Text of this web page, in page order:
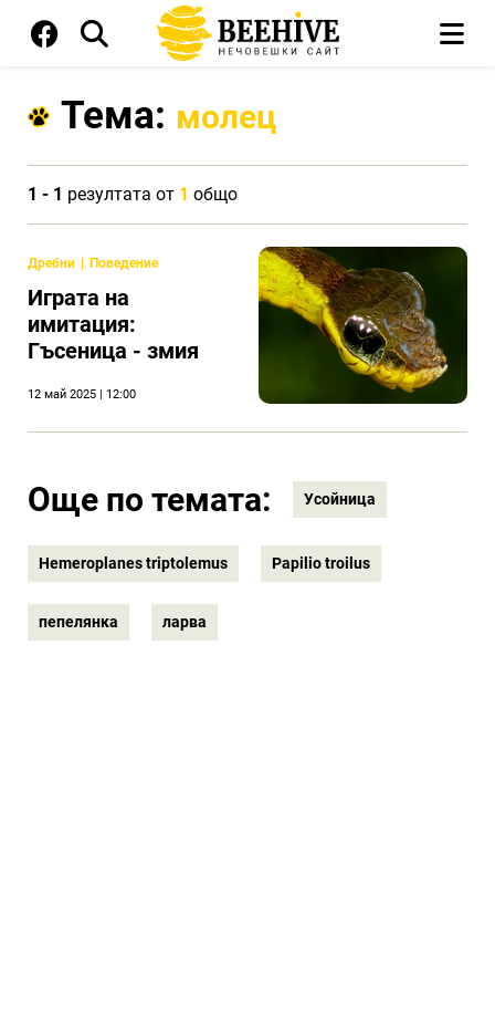
Тема: молец
1 - 1 резултата от 1 общо
Дребни Поведение
Играта на
имитация:
Гъсеница - змия
12 май 2025 | 12:00
Още по темата: Усойница
Hemeroplanes triptolemus Papilio troilus
пепелянка ларва